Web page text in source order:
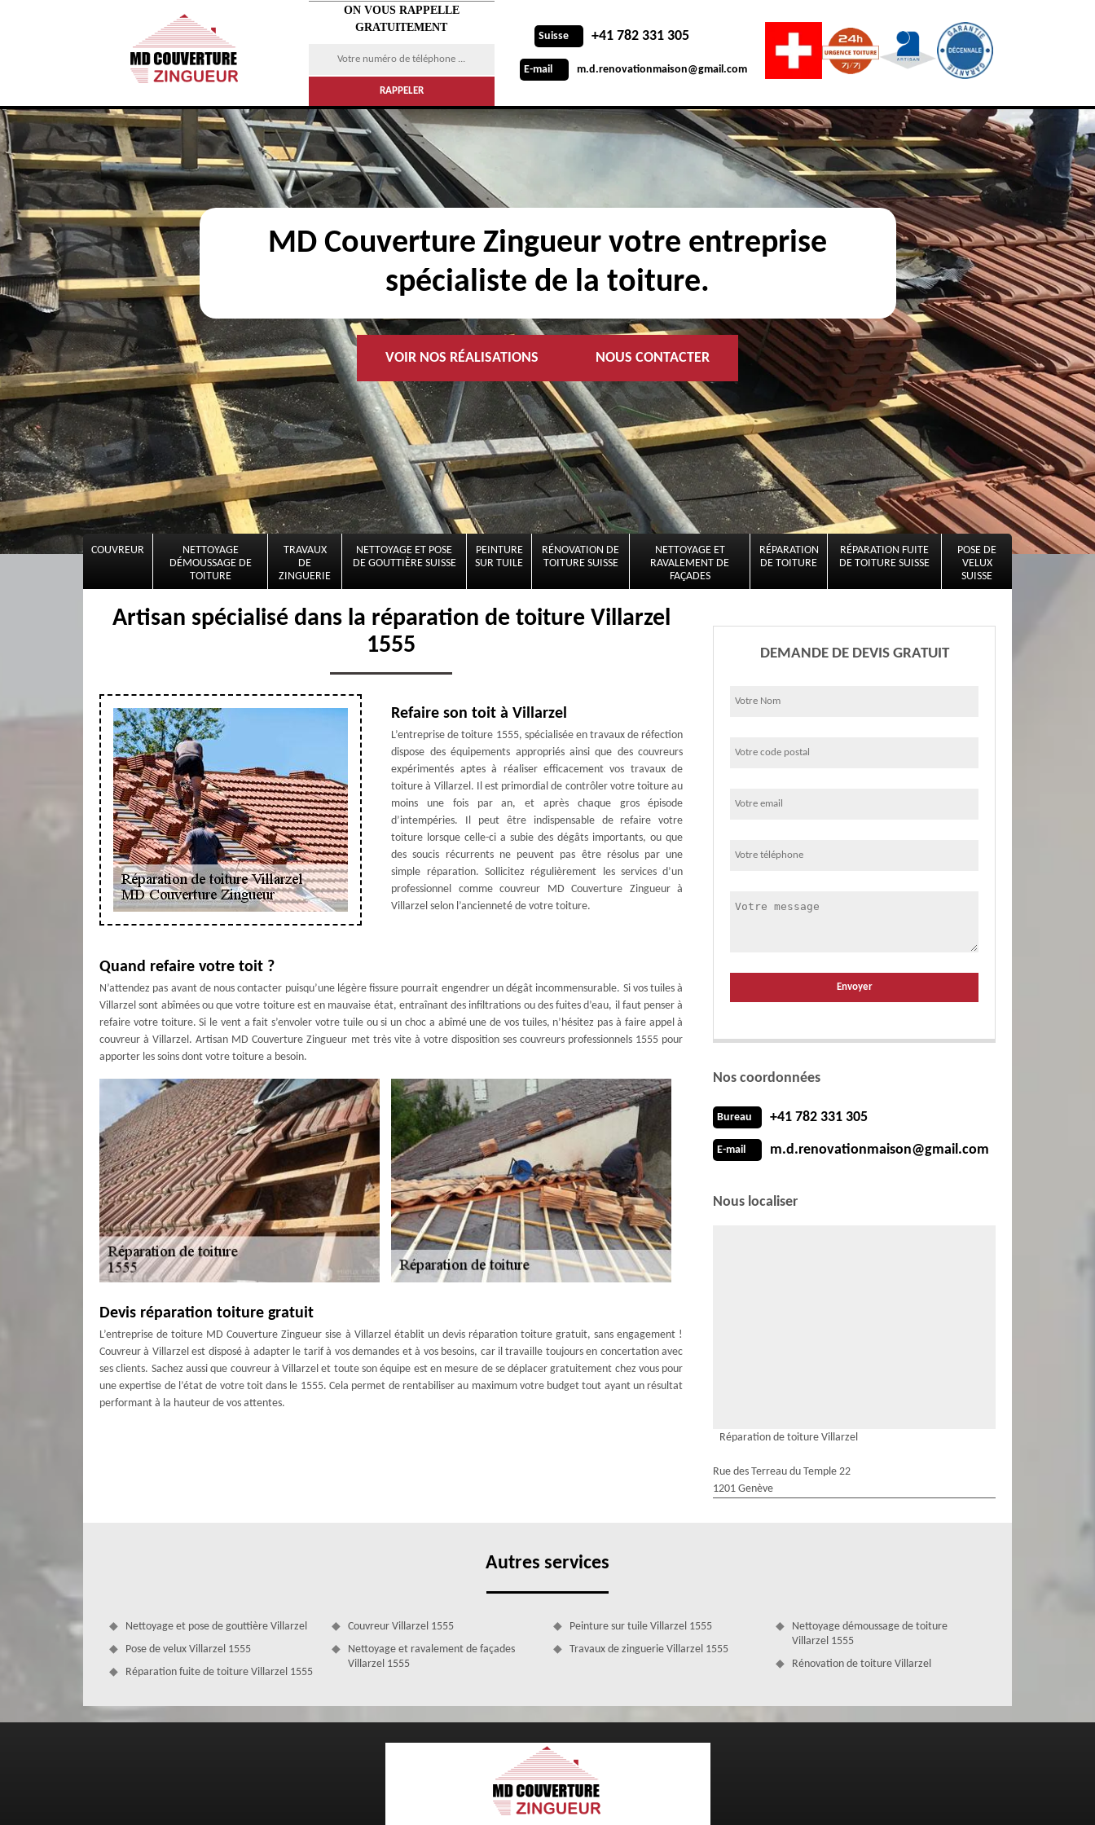
ON VOUS RAPPELLE
GRATUITEMENT
Suisse +41 782 331 305
E-mail m.d.renovationmaison@gmail.com
MD Couverture Zingueur votre entreprise
spécialiste de la toiture.
VOIR NOS RÉALISATIONS NOUS CONTACTER
COUVREUR
NETTOYAGE
DÉMOUSSAGE DE
TOITURE
TRAVAUX
DE
ZINGUERIE
NETTOYAGE ET POSE
DE GOUTTIÈRE SUISSE
PEINTURE
SUR TUILE
RÉNOVATION DE
TOITURE SUISSE
NETTOYAGE ET
RAVALEMENT DE
FAÇADES
RÉPARATION
DE TOITURE
RÉPARATION FUITE
DE TOITURE SUISSE
POSE DE
VELUX
SUISSE
Artisan spécialisé dans la réparation de toiture Villarzel
1555
Refaire son toit à Villarzel
L’entreprise de toiture 1555, spécialisée en travaux de réfection
dispose des équipements appropriés ainsi que des couvreurs
expérimentés aptes à réaliser efficacement vos travaux de
toiture à Villarzel. Il est primordial de contrôler votre toiture au
moins une fois par an, et après chaque gros épisode
d’intempéries. Il peut être indispensable de refaire votre
toiture lorsque celle-ci a subie des dégâts importants, ou que
des soucis récurrents ne peuvent pas être résolus par une
simple réparation. Sollicitez régulièrement les services d’un
professionnel comme couvreur MD Couverture Zingueur à
Villarzel selon l’ancienneté de votre toiture.
Quand refaire votre toit ?
N’attendez pas avant de nous contacter puisqu’une légère fissure pourrait engendrer un dégât incommensurable. Si vos tuiles à
Villarzel sont abîmées ou que votre toiture est en mauvaise état, entraînant des infiltrations ou des fuites d’eau, il faut penser à
refaire votre toiture. Si le vent a fait s’envoler votre tuile ou si un choc a abîmé une de vos tuiles, n’hésitez pas à faire appel à
couvreur à Villarzel. Artisan MD Couverture Zingueur met très vite à votre disposition ses couvreurs professionnels 1555 pour
apporter les soins dont votre toiture a besoin.
Devis réparation toiture gratuit
L’entreprise de toiture MD Couverture Zingueur sise à Villarzel établit un devis réparation toiture gratuit, sans engagement !
Couvreur à Villarzel est disposé à adapter le tarif à vos demandes et à vos besoins, car il travaille toujours en concertation avec
ses clients. Sachez aussi que couvreur à Villarzel et toute son équipe est en mesure de se déplacer gratuitement chez vous pour
une expertise de l’état de votre toit dans le 1555. Cela permet de rentabiliser au maximum votre budget tout ayant un résultat
performant à la hauteur de vos attentes.
Obtenez un devis réparation de toiture Villarzel en moins de 24 heures avec MD
DEMANDE DE DEVIS GRATUIT
Nos coordonnées
Bureau +41 782 331 305
E-mail m.d.renovationmaison@gmail.com
Nous localiser
Réparation de toiture Villarzel
Rue des Terreau du Temple 22
1201 Genève
Autres services
Nettoyage et pose de gouttière Villarzel
Pose de velux Villarzel 1555
Réparation fuite de toiture Villarzel 1555
Couvreur Villarzel 1555
Nettoyage et ravalement de façades
Villarzel 1555
Peinture sur tuile Villarzel 1555
Travaux de zinguerie Villarzel 1555
Nettoyage démoussage de toiture
Villarzel 1555
Rénovation de toiture Villarzel